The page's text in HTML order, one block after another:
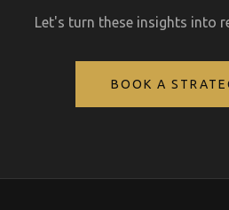
Let's turn these insights into
BOOK A